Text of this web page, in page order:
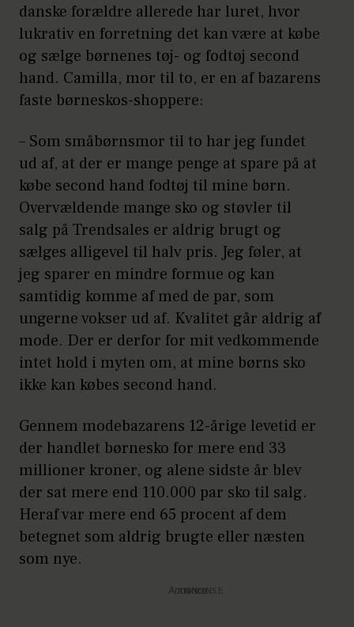
danske forældre allerede har luret, hvor
lukrativ en forretning det kan være at købe
og sælge børnenes tøj- og fodtøj second
hand. Camilla, mor til to, er en af bazarens
faste børneskos-shoppere:
– Som småbørnsmor til to har jeg fundet
ud af, at der er mange penge at spare på at
købe second hand fodtøj til mine børn.
Overvældende mange sko og støvler til
salg på Trendsales er aldrig brugt og
sælges alligevel til halv pris. Jeg føler, at
jeg sparer en mindre formue og kan
samtidig komme af med de par, som
ungerne vokser ud af. Kvalitet går aldrig af
mode. Der er derfor for mit vedkommende
intet hold i myten om, at mine børns sko
ikke kan købes second hand.
Gennem modebazarens 12-årige levetid er
der handlet børnesko for mere end 33
millioner kroner, og alene sidste år blev
der sat mere end 110.000 par sko til salg.
Heraf var mere end 65 procent af dem
betegnet som aldrig brugte eller næsten
som nye.
Annonce